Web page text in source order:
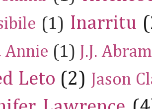
(1) Inarritu
Annie (1) J.J.
Leto (2) Jason